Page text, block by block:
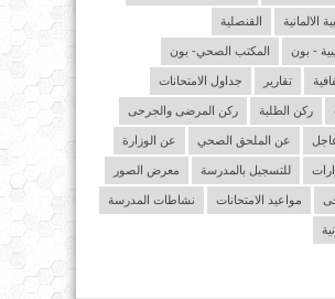
الالمانية القنصلية
- بون المكتب الصحي- بون
تقارير جداول الامتحانات
ركن الطلبة ركن المرضى والجرحى
عن الملحق الصحي عن الوزارة
للتسجيل بالمدرسة معرض الصور
مواعيد الامتحانات نشاطات المدرسة